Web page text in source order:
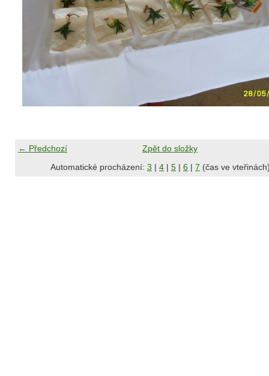
← Předchozí
Zpět do složky
Automatické procházení: 3 | 4 | 5 | 6 | 7 (čas ve